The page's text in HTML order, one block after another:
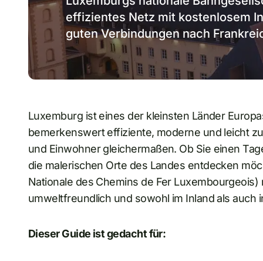
effizientes Netz mit kostenlosem
guten Verbindungen nach
Luxemburg ist eines der kleinsten Länder
bemerkenswert effiziente, moderne und leicht
und Einwohner gleichermaßen. Ob Sie einen
die malerischen Orte des Landes entdecken
Nationale des Chemins de Fer
umweltfreundlich und sowohl im Inland als auch
Dieser Guide ist gedacht für: